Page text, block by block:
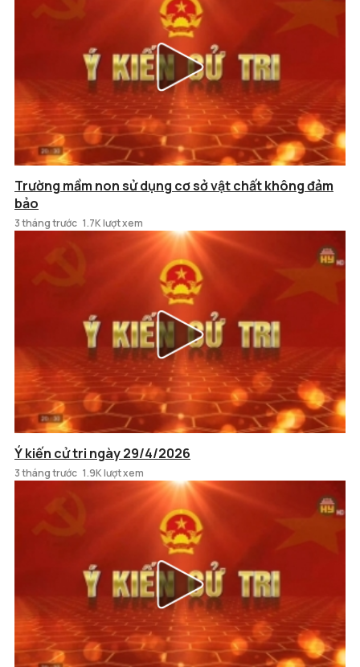
Trường mầm non sử dụng cơ sở vật chất không đảm
bảo
3 tháng trước 1.7K lượt xem
Ý kiến cử tri ngày 29/4/2026
3 tháng trước 1.9K lượt xem